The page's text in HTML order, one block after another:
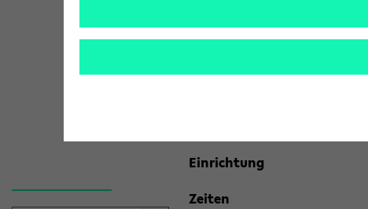
Kombisuche
Ihre Suchkriterien:
Einrichtung
Zeiten